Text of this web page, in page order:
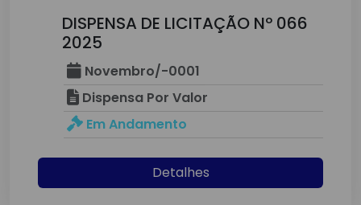
DISPENSA DE LICITAÇÃO Nº 066
2025
Novembro/-0001
Dispensa Por Valor
Em Andamento
Detalhes